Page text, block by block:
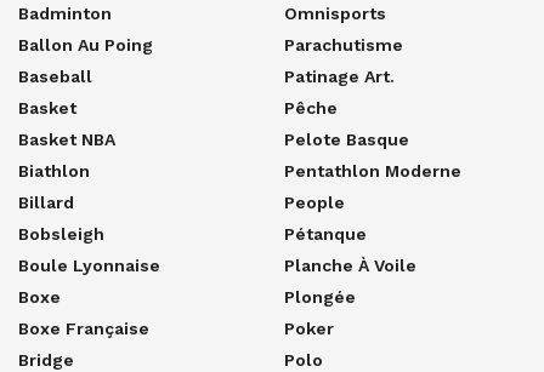
Badminton
Ballon Au Poing
Baseball
Basket
Basket NBA
Biathlon
Billard
Bobsleigh
Boule Lyonnaise
Boxe
Boxe Française
Bridge
Omnisports
Parachutisme
Patinage Art.
Pêche
Pelote Basque
Pentathlon Moderne
People
Pétanque
Planche À Voile
Plongée
Poker
Polo